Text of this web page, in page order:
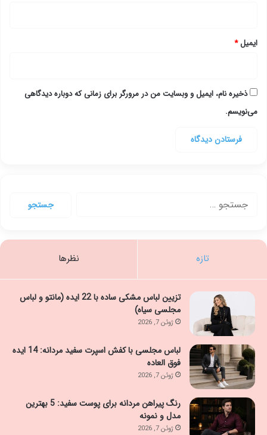
ایمیل*
ذخیره نام، ایمیل و وبسایت من در مرورگر برای زمانی که دوباره دیدگاهی
می‌نویسم.
تازه نظرها
تزیین لباس مشکی ساده با 22 ایده (مانتو و لباس
مجلسی سیاه)
ژوئن 7, 2026
لباس مجلسی با کفش اسپرت سفید مردانه: 14 ایده
فوق العاده
ژوئن 7, 2026
رنگ پیراهن مردانه برای پوست سفید: 5 بهترین
مدل و نمونه
ژوئن 7, 2026